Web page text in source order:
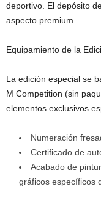
deportivo. El depósito
aspecto premium.
Equipamiento de la
La edición especial se
M Competition (sin
elementos exclusivos
Numeración
Certificado de
Acabado de
gráficos específicos